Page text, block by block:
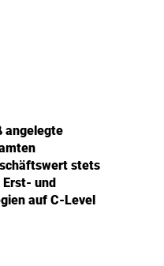
angelegte
stets
und
auf C-Level